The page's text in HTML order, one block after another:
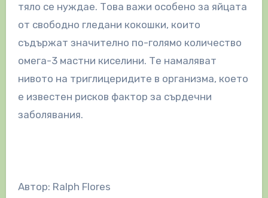
тяло се нуждае. Това важи особено за яйцата
от свободно гледани кокошки, които
съдържат значително по-голямо количество
омега-3 мастни киселини. Те намаляват
нивото на триглицеридите в организма, което
е известен рисков фактор за сърдечни
заболявания.
Автор: Ralph Flores